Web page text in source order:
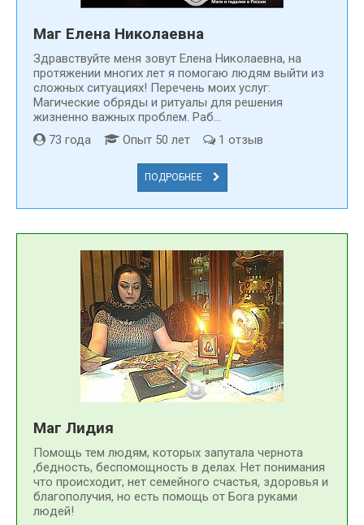
Маг Елена Николаевна
Здравствуйте меня зовут Елена Николаевна, на
протяжении многих лет я помогаю людям выйти из
сложных ситуациях! Перечень моих услуг:
Магические обряды и ритуалы для решения
жизненно важных проблем. Раб...
73 года
Опыт 50 лет 1 отзыв
ПОДРОБНЕЕ
Маг Лидия
Помощь тем людям, которых запутала чернота
,бедность, беспомощность в делах. Нет понимания
что происходит, нет семейного счастья, здоровья и
благополучия, но есть помощь от Бога руками
людей!